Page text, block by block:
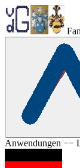
Anwendungen −−